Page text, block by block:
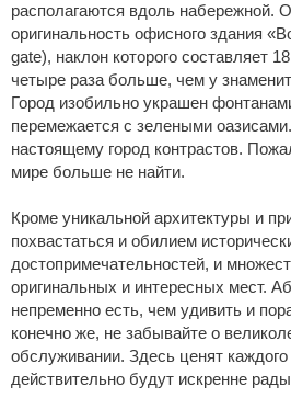
располагаются вдоль набережной.
оригинальность офисного здания
gate), наклон которого составляет
четыре раза больше, чем у
Город изобильно украшен
перемежается с зелеными
настоящему город контрастов.
мире больше не найти.
Кроме уникальной архитектуры и
похвастаться и обилием
достопримечательностей, и
оригинальных и интересных мест.
непременно есть, чем удивить и
конечно же, не забывайте о
обслуживании. Здесь ценят
действительно будут искренне